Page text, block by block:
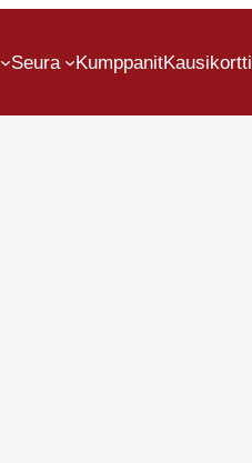
Seura KumppanitKausikortti